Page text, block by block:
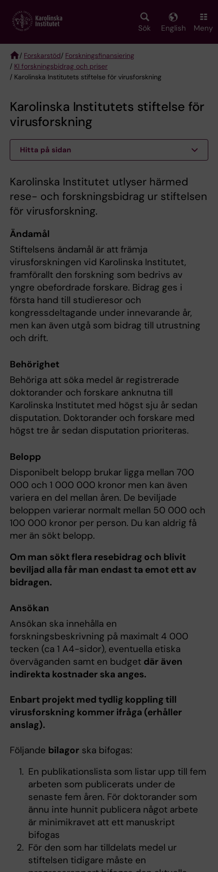
main
Sök English Meny
Breadcrumb
/ Forskarstöd/ Forskningsfinansiering
/ KI forskningsbidrag och priser
/ Karolinska Institutets stiftelse för virusforskning
Karolinska Institutets stiftelse för
virusforskning
Hitta på sidan
Karolinska Institutet utlyser härmed
rese- och forskningsbidrag ur stiftelsen
för virusforskning.
Ändamål
Stiftelsens ändamål är att främja
virusforskningen vid Karolinska Institutet,
framförallt den forskning som bedrivs av
yngre obefordrade forskare. Bidrag ges i
första hand till studieresor och
kongressdeltagande under innevarande år,
men kan även utgå som bidrag till utrustning
och drift.
Behörighet
Behöriga att söka medel är registrerade
doktorander och forskare anknutna till
Karolinska Institutet med högst sju år sedan
disputation. Doktorander och forskare med
högst tre år sedan disputation prioriteras.
Belopp
Disponibelt belopp brukar ligga mellan 700
000 och 1 000 000 kronor men kan även
variera en del mellan åren. De beviljade
beloppen varierar normalt mellan 50 000 och
100 000 kronor per person. Du kan aldrig få
mer än sökt belopp.
Om man sökt flera resebidrag och blivit
beviljad alla får man endast ta emot ett av
bidragen.
Ansökan
Ansökan ska innehålla en
forskningsbeskrivning på maximalt 4 000
tecken (ca 1 A4-sidor), eventuella etiska
överväganden samt en budget där även
indirekta kostnader ska anges.
Enbart projekt med tydlig koppling till
virusforskning kommer ifråga (erhåller
anslag).
Följande bilagor ska bifogas:
En publikationslista som listar upp till fem
arbeten som publicerats under de
senaste fem åren. För doktorander som
ännu inte hunnit publicera något arbete
är minimikravet att ett manuskript
bifogas
För den som har tilldelats medel ur
stiftelsen tidigare måste en